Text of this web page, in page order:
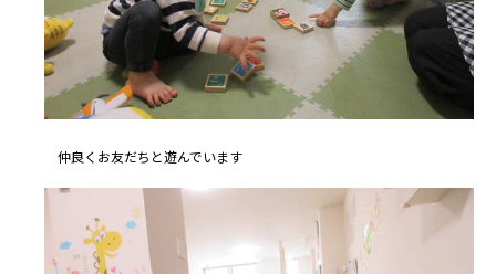
仲良くお友だちと遊んでいます